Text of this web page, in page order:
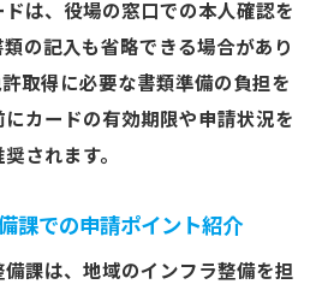
は、役場の窓口での本人確認を
の記入も省略できる場合があり
取得に必要な書類準備の負担を
カードの有効期限や申請状況を
されます。
課での申請ポイント紹介
課は、地域のインフラ整備を担